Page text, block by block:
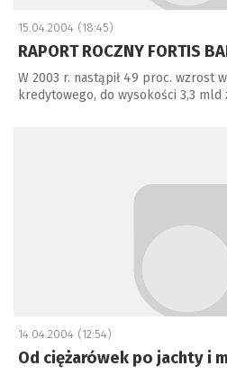
15.04.2004 (18:45)
RAPORT ROCZNY FORTIS
W 2003 r. nastąpił 49 proc. wzrost
kredytowego, do wysokości 3,3
14.04.2004 (12:54)
Od ciężarówek po jachty i